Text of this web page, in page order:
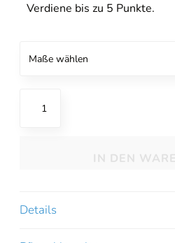
Verdiene bis zu 5 Punkte.
Exclusive
IN DEN
Details